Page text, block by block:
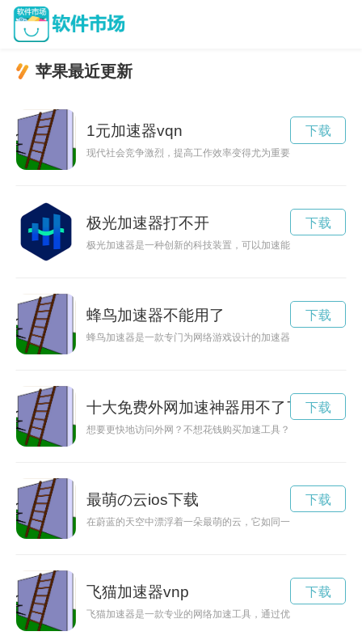
苹果最近更新
1元加速器vqn
现代社会竞争激烈，提高工作效率变得尤为重要。革新科技推
下载
极光加速器打不开
极光加速器是一种创新的科技装置，可以加速能源传输过程，
下载
蜂鸟加速器不能用了
蜂鸟加速器是一款专门为网络游戏设计的加速器，能够优化网
下载
十大免费外网加速神器用不了了
想要更快地访问外网？不想花钱购买加速工具？不用担心！这
下载
最萌の云ios下载
在蔚蓝的天空中漂浮着一朵最萌的云，它如同一只调皮可爱的
下载
飞猫加速器vnp
飞猫加速器是一款专业的网络加速工具，通过优化线路和提供
下载